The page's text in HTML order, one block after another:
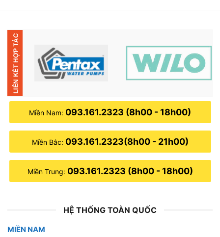
Miền Nam: 093.161.2323 (8h00 - 18h00)
Miền Bắc: 093.161.2323(8h00 - 21h00)
Miền Trung: 093.161.2323 (8h00 - 18h00)
HỆ THỐNG TOÀN QUỐC
MIỀN NAM